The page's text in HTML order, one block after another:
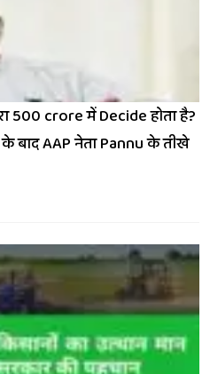
500 crore में Decide होता है?
बाद AAP नेता Pannu के तीखे